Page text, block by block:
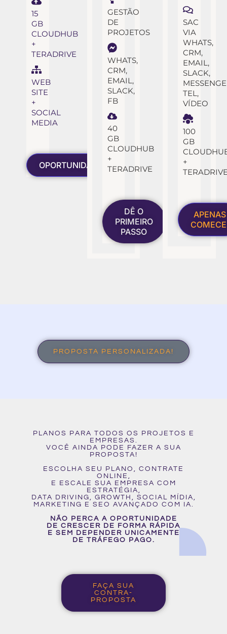
15
GB
CLOUDHUB
+
TERADRIVE
WEB
SITE
+
SOCIAL
MEDIA
OPORTUNIDADE!
GESTÃO
DE
PROJETOS
WHATS,
CRM,
EMAIL,
SLACK,
FB
40
GB
CLOUDHUB
+
TERADRIVE
DÊ O
PRIMEIRO
PASSO
SAC
VIA
WHATS,
CRM,
EMAIL,
SLACK,
TEL,
VÍDEO
100
GB
+
APENAS
PROPOSTA PERSONALIZADA!
PLANOS PARA TODOS OS PROJETOS E
EMPRESAS.
VOCÊ AINDA PODE FAZER A SUA
PROPOSTA!
ESCOLHA SEU PLANO, CONTRATE
ONLINE,
E ESCALE SUA EMPRESA COM
ESTRATÉGIA,
DATA DRIVING, GROWTH, SOCIAL MÍDIA,
MARKETING E SEO AVANÇADO COM IA.
NÃO PERCA A OPORTUNIDADE
DE CRESCER DE FORMA RÁPIDA
E SEM DEPENDER UNICAMENTE
DE TRÁFEGO PAGO.
FAÇA SUA
CONTRA-
PROPOSTA